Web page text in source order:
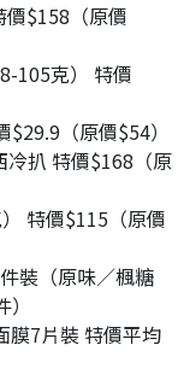
$158（原價
105克） 特價
（原價$54）
冷扒 特價$168（原
特價$115（原價
裝（原味／楓糖
膜7片裝 特價平均